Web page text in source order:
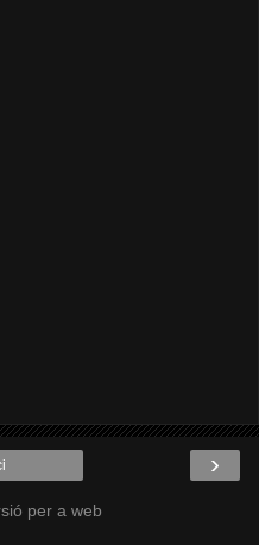
›
per a web